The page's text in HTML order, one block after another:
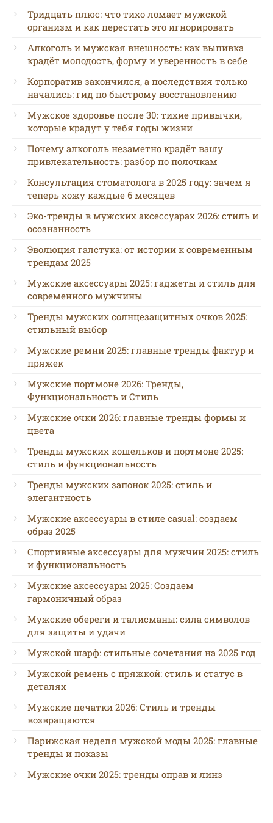
Тридцать плюс: что тихо ломает мужской
организм и как перестать это игнорировать
Алкоголь и мужская внешность: как выпивка
крадёт молодость, форму и уверенность в себе
Корпоратив закончился, а последствия только
начались: гид по быстрому восстановлению
Мужское здоровье после 30: тихие привычки,
которые крадут у тебя годы жизни
Почему алкоголь незаметно крадёт вашу
привлекательность: разбор по полочкам
Консультация стоматолога в 2025 году: зачем я
теперь хожу каждые 6 месяцев
Эко-тренды в мужских аксессуарах 2026: стиль и
осознанность
Эволюция галстука: от истории к современным
трендам 2025
Мужские аксессуары 2025: гаджеты и стиль для
современного мужчины
Тренды мужских солнцезащитных очков 2025:
стильный выбор
Мужские ремни 2025: главные тренды фактур и
пряжек
Мужские портмоне 2026: Тренды,
Функциональность и Стиль
Мужские очки 2026: главные тренды формы и
цвета
Тренды мужских кошельков и портмоне 2025:
стиль и функциональность
Тренды мужских запонок 2025: стиль и
элегантность
Мужские аксессуары в стиле casual: создаем
образ 2025
Спортивные аксессуары для мужчин 2025: стиль
и функциональность
Мужские аксессуары 2025: Создаем
гармоничный образ
Мужские обереги и талисманы: сила символов
для защиты и удачи
Мужской шарф: стильные сочетания на 2025 год
Мужской ремень с пряжкой: стиль и статус в
деталях
Мужские печатки 2026: Стиль и тренды
возвращаются
Парижская неделя мужской моды 2025: главные
тренды и показы
Мужские очки 2025: тренды оправ и линз